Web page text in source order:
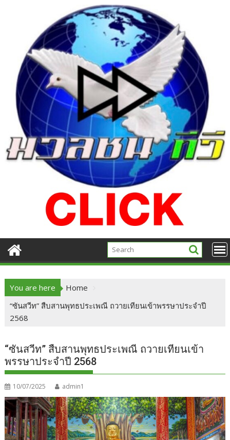
You are here
Home
“ซันสวีท” สืบสานพุทธประเพณี ถวายเทียนเข้าพรรษาประจำปี
2568
“ซันสวีท” สืบสานพุทธประเพณี ถวายเทียนเข้า
พรรษาประจำปี 2568
10/07/2025 admin1